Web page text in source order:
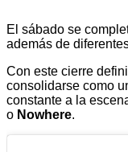
El sábado se
además de
Con este cierre
consolidarse como
constante a la
o Nowhere.